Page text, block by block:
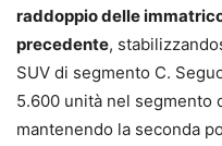
raddoppio delle
precedente,
SUV di segmento C.
5.600 unità nel segmento
mantenendo la seconda